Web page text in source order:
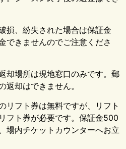
損、紛失された場合は保証金
できませんのでご注意くださ
却場所は現地窓口のみです。郵
返却はできません。
リフト券は無料ですが、リフト
フト券が必要です。保証金500
場内チケットカウンターへお立